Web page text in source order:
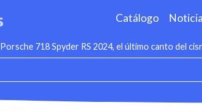
Catálogo
Porsche 718 Spyder RS 2024, el último canto del